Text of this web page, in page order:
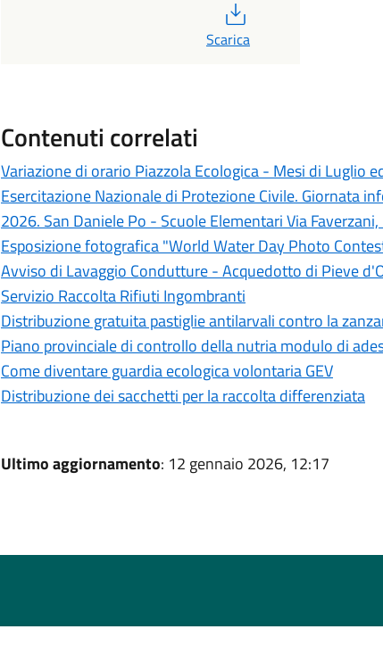
Scarica
Contenuti correlati
Variazione di orario Piazzola Ecologica - Mesi di Luglio
Esercitazione Nazionale di Protezione Civile. Giornata
2026. San Daniele Po - Scuole Elementari Via Faverzani,
Esposizione fotografica "World Water Day Photo
Avviso di Lavaggio Condutture - Acquedotto di Pieve
Servizio Raccolta Rifiuti Ingombranti
Distribuzione gratuita pastiglie antilarvali contro la
Piano provinciale di controllo della nutria modulo di
Come diventare guardia ecologica volontaria GEV
Distribuzione dei sacchetti per la raccolta differenziata
Ultimo aggiornamento: 12 gennaio 2026, 12:17